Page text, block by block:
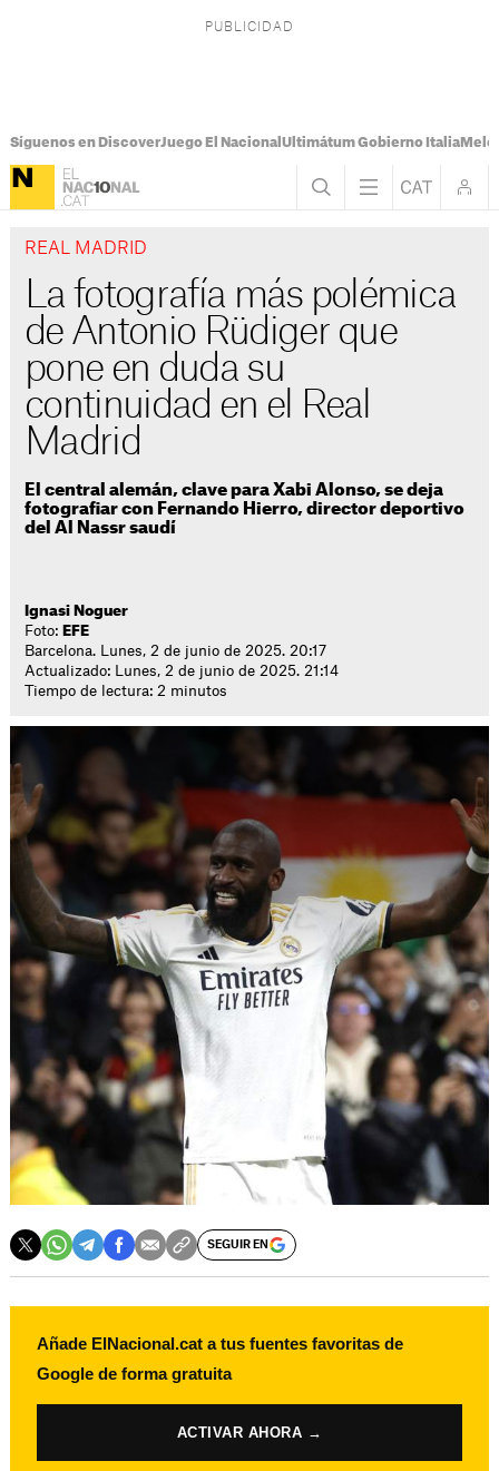
Síguenos en DiscoverJuego El Nacional Ultimátum Gobierno Italia
REAL MADRID
La fotografía más polémica
de Antonio Rüdiger que
pone en duda su
continuidad en el Real
Madrid
El central alemán, clave para Xabi Alonso, se deja
fotografiar con Fernando Hierro, director deportivo
del Al Nassr saudí
Ignasi Noguer
Foto: EFE
Barcelona. Lunes, 2 de junio de 2025. 20:17
Actualizado: Lunes, 2 de junio de 2025. 21:14
Tiempo de lectura: 2 minutos
SEGUIR EN
Añade ElNacional.cat a tus fuentes favoritas de
Google de forma gratuita
ACTIVAR AHORA →